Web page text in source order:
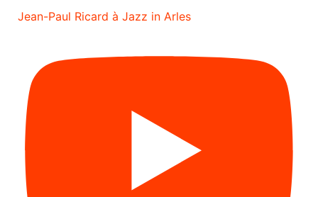
Jean-Paul Ricard à Jazz in Arles